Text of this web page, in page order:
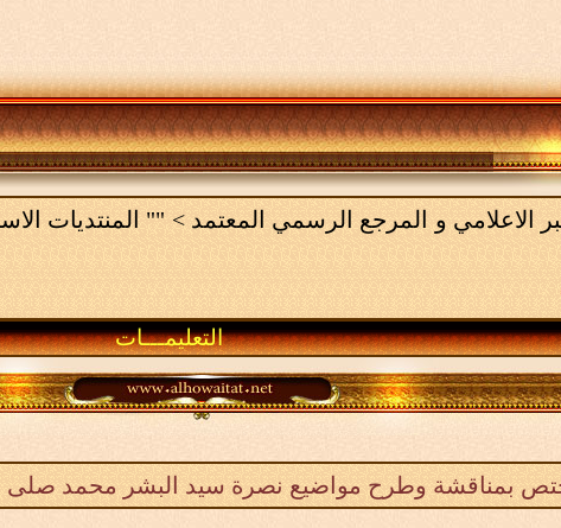
الاعلامي و المرجع الرسمي المعتمد > "" المنتديات
التعليمـــات
بمناقشة وطرح مواضيع نصرة سيد البشر محمد صلى